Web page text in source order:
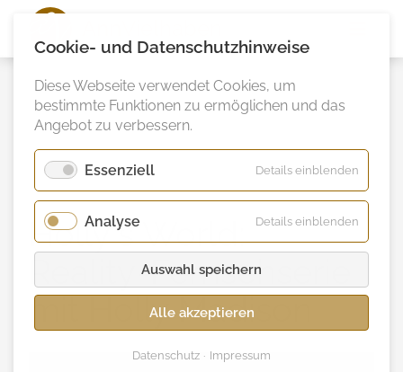
Holly´s World:
Reality-Fernsehserie
mit Holly Madison
Cookie- und Datenschutzhinweise
Diese Webseite verwendet Cookies, um
bestimmte Funktionen zu ermöglichen und das
Angebot zu verbessern.
Essenziell Details einblenden
Analyse Details einblenden
Analyse
Auswahl speichern
Alle akzeptieren
Datenschutz Impressum